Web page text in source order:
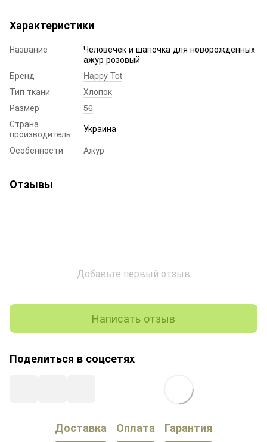
Характеристики
Название
Человечек и шапочка для новорожденных
ажур розовый
Бренд
Happy Tot
Тип ткани
Хлопок
Размер
56
Страна
производитель
Украина
Особенности
Ажур
Отзывы
Добавьте первый отзыв
Написать отзыв
Поделиться в соцсетях
Доставка Оплата Гарантия